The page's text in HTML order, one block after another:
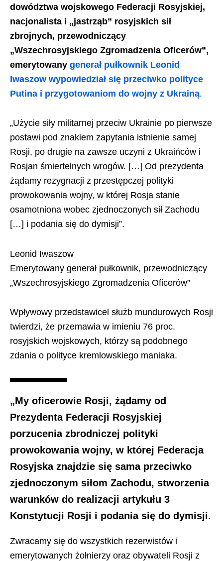
dowództwa wojskowego Federacji Rosyjskiej,
nacjonalista i „jastrząb” rosyjskich sił
zbrojnych, przewodniczący
„Wszechrosyjskiego Zgromadzenia Oficerów”,
emerytowany generał pułkownik Leonid
Iwaszow wypowiedział się przeciwko polityce
Putina i przygotowaniom do wojny z Ukrainą.
„Użycie siły militarnej przeciw Ukrainie po pierwsze
postawi pod znakiem zapytania istnienie samej
Rosji, po drugie na zawsze uczyni z Ukraińców i
Rosjan śmiertelnych wrogów. […] Od prezydenta
żądamy rezygnacji z przestępczej polityki
prowokowania wojny, w której Rosja stanie
osamotniona wobec zjednoczonych sił Zachodu
[…] i podania się do dymisji”.
Leonid Iwaszow
Emerytowany generał pułkownik, przewodniczący
„Wszechrosyjskiego Zgromadzenia Oficerów”
Wpływowy przedstawicel służb mundurowych Rosji
twierdzi, że przemawia w imieniu 76 proc.
rosyjskich wojskowych, którzy są podobnego
zdania o polityce kremlowskiego maniaka.
„My oficerowie Rosji, żądamy od
Prezydenta Federacji Rosyjskiej
porzucenia zbrodniczej polityki
prowokowania wojny, w której Federacja
Rosyjska znajdzie się sama przeciwko
zjednoczonym siłom Zachodu, stworzenia
warunków do realizacji artykułu 3
Konstytucji Rosji i podania się do dymisji.
Zwracamy się do wszystkich rezerwistów i
emerytowanych żołnierzy oraz obywateli Rosji z